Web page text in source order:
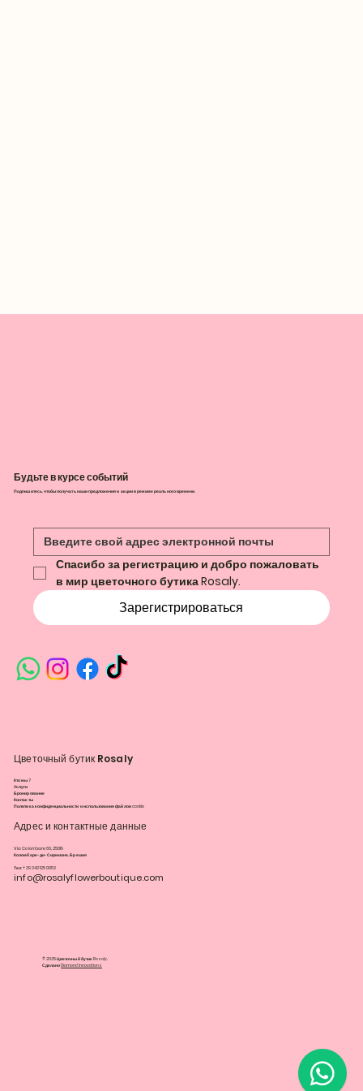
Будьте в курсе событий
Подпишитесь, чтобы получать наши предложения и акции в режиме реального времени.
Спасибо за регистрацию и добро пожаловать
в мир цветочного бутика Rosaly.
Зарегистрироваться
Цветочный бутик Rosaly
Кто мы?
Услуги
Бронирование
Контакты
Политика конфиденциальности и использования файлов cookie
Адрес и контактные данные
Via Colombare 66, 25019
Коломбаре-ди-Сирмионе, Брешия
Тел: +39 342 125 0053
info@rosalyflowerboutique.com
© 2025 Цветочный бутик Rosaly.
СделаноDiamondInnovations